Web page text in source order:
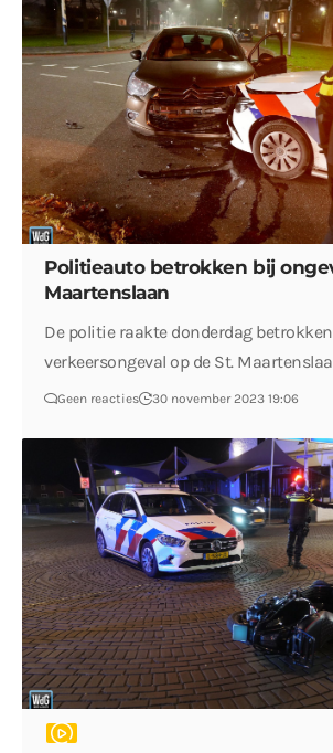
Politieauto betrokken bij
Maartenslaan
De politie raakte donderdag
verkeersongeval op de St.
Geen reacties 30 november 2023 19:06